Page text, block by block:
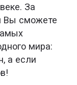
За
Вы сможете
мира:
а если